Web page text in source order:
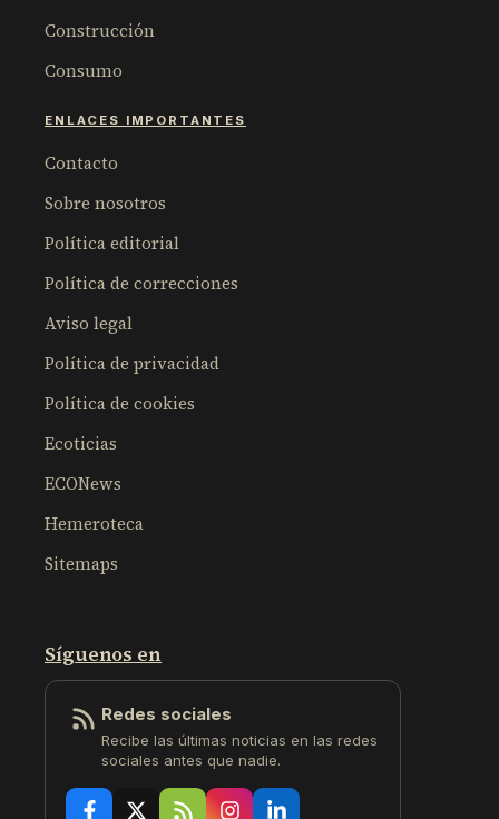
Construcción
Consumo
ENLACES IMPORTANTES
Contacto
Sobre nosotros
Política editorial
Política de correcciones
Aviso legal
Política de privacidad
Política de cookies
Ecoticias
ECONews
Hemeroteca
Sitemaps
Síguenos en
Redes sociales
Recibe las últimas noticias en las redes
sociales antes que nadie.